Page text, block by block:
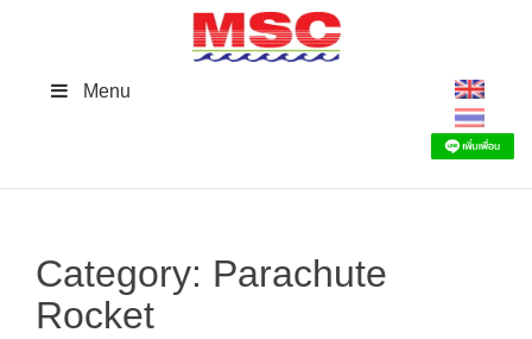
Menu
Category: Parachute
Rocket